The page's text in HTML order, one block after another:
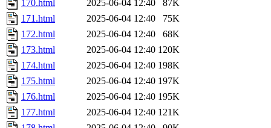
170.html
2025-06-04 12:40
87K
171.html
2025-06-04 12:40
75K
172.html
2025-06-04 12:40
68K
173.html
2025-06-04 12:40 120K
174.html
2025-06-04 12:40 198K
175.html
2025-06-04 12:40 197K
176.html
2025-06-04 12:40 195K
177.html
2025-06-04 12:40 121K